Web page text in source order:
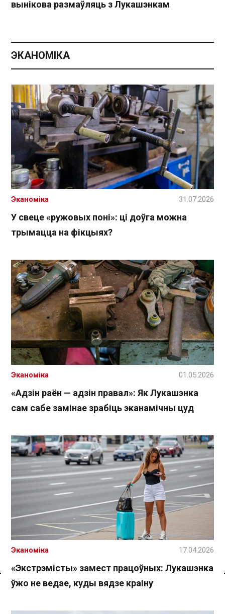
Спасылка без VPN
вынікова размаўляць з Лукашэнкам
ЭКАНОМІКА
У свеце «ружовых поні»: ці доўга можна
трымацца на фікцыях?
Эканоміка 31.07.2026
«Адзін раён — адзін правал»: Як Лукашэнка
сам сабе замінае зрабіць эканамічны цуд
Эканоміка 01.05.2026
«Экстрэмісты» замест працоўных: Лукашэнка
ўжо не ведае, куды вядзе краіну
Эканоміка 17.04.2026